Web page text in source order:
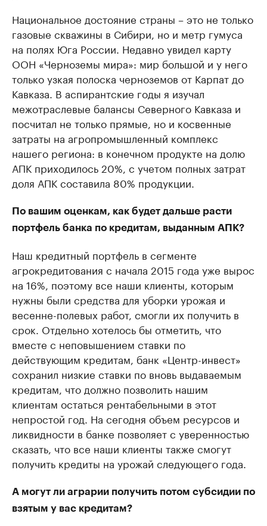
Национальное достояние страны – это не только
газовые скважины в Сибири, но и метр гумуса
на полях Юга России. Недавно увидел карту
ООН «Черноземы мира»: мир большой и у него
только узкая полоска черноземов от Карпат до
Кавказа. В аспирантские годы я изучал
межотраслевые балансы Северного Кавказа и
посчитал не только прямые, но и косвенные
затраты на агропромышленный комплекс
нашего региона: в конечном продукте на долю
АПК приходилось 20%, с учетом полных затрат
доля АПК составила 80% продукции.
По вашим оценкам, как будет дальше расти
портфель банка по кредитам, выданным АПК?
Наш кредитный портфель в сегменте
агрокредитования с начала 2015 года уже вырос
на 16%, поэтому все наши клиенты, которым
нужны были средства для уборки урожая и
весенне-полевых работ, смогли их получить в
срок. Отдельно хотелось бы отметить, что
вместе с неповышением ставки по
действующим кредитам, банк «Центр-инвест»
сохранил низкие ставки по вновь выдаваемым
кредитам, что должно позволить нашим
клиентам остаться рентабельными в этот
непростой год. На сегодня объем ресурсов и
ликвидности в банке позволяет с уверенностью
сказать, что все наши клиенты также смогут
получить кредиты на урожай следующего года.
А могут ли аграрии получить потом субсидии по
взятым у вас кредитам?